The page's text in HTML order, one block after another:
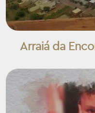
Arraiá da